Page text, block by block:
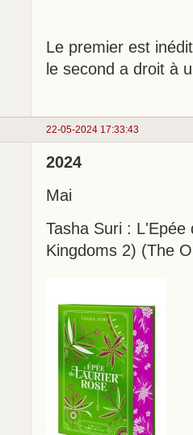
Le premier est
le second a droit à
22-05-2024 17:33:43
2024
Mai
Tasha Suri :
Kingdoms 2) (The